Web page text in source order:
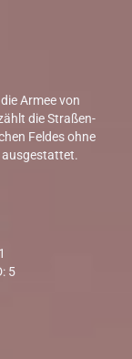
Armee von
die Straßen-
Feldes ohne
5